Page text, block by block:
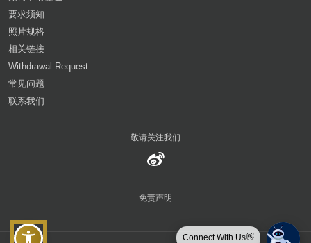
要求须知
照片规格
相关链接
Withdrawal Request
常见问题
联系我们
敬请关注我们
免责声明
Connect With Us👋